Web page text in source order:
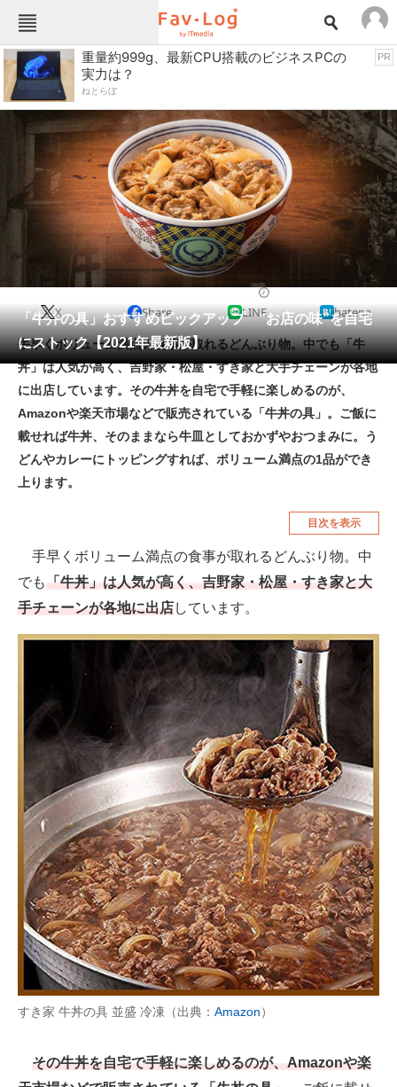
Fav-Logカテゴリー一覧
TOP
インテリア・収納 おもちゃ・ホビー
キッチン家電
キッチン用品 ゲーム
コンテンツ・サービス スイーツ・お菓子
スポーツ・レジャー スマホ・携帯電話
パソコン・タブレット ファッション
ペット 家電
工具・DIY 本・DVD・CD
生活家電 生活用品
空調・季節家電 美容・コスメ
腕時計 車・バイク
釣り具・釣り用品
メディア
注目記事を集めた総合ページ
ITの今と未来を見通す
スマホと通信の最新トレンド
進化するPCとデバイスの未来
好きが集まる 比べて選べる
ビジネスと働き方のヒント
AI活用のいまが分かる
企業ITのトレンドを詳説
経営リーダーのコミュニティ
マーケ×ITの今がよく分かる
ITエンジニア向け専門サイト
企業向けIT製品の総合サイト
IT製品の技術・比較・事例
重量約999g、最新CPU搭載のビジネスPCの
実力は？
ねとらぼ
PR
「牛丼の具」おすすめピックアップ “お店の味”を自宅
にストック【2021年最新版】
X Share LINE hatena
手早くボリューム満点の食事が取れるどんぶり物。中でも「牛
丼」は人気が高く、吉野家・松屋・すき家と大手チェーンが各地
に出店しています。その牛丼を自宅で手軽に楽しめるのが、
Amazonや楽天市場などで販売されている「牛丼の具」。ご飯に
載せれば牛丼、そのままなら牛皿としておかずやおつまみに。う
どんやカレーにトッピングすれば、ボリューム満点の1品ができ
上ります。
目次を表示
手早くボリューム満点の食事が取れるどんぶり物。中
でも「牛丼」は人気が高く、吉野家・松屋・すき家と大
手チェーンが各地に出店しています。
すき家 牛丼の具 並盛 冷凍（出典： Amazon）
その牛丼を自宅で手軽に楽しめるのが、Amazonや楽